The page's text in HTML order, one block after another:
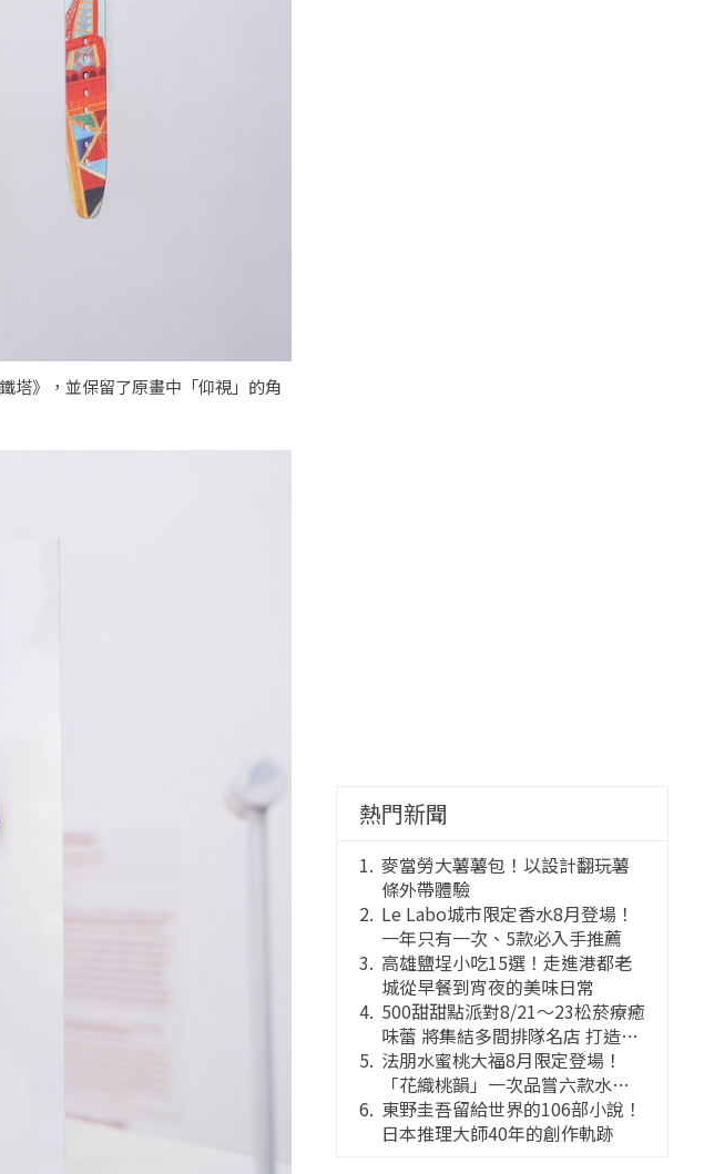
塔》，並保留了原畫中「仰視」的角
熱門新聞
麥當勞大薯薯包！以設計翻玩薯
條外帶體驗
Le Labo城市限定香水8月登場！
一年只有一次、5款必入手推薦
高雄鹽埕小吃15選！走進港都老
城從早餐到宵夜的美味日常
500甜甜點派對8/21～23松菸療癒
味蕾 將集結多間排隊名店 打造靈
感創意的舞台
法朋水蜜桃大福8月限定登場！
「花織桃韻」一次品嘗六款水蜜
桃花果大福
東野圭吾留給世界的106部小說！
日本推理大師40年的創作軌跡